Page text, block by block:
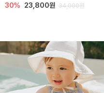
30% 23,800원 34,000원